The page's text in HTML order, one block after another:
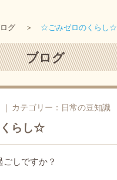
グ ☆ごみゼロのくらし☆
ブログ
カテゴリー： 日常の豆知識
らし☆
しですか？